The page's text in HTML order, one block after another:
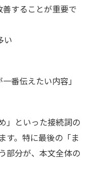
することが重要で
い
番伝えたい内容」
」といった接続詞の
す。特に最後の「ま
部分が、本文全体の